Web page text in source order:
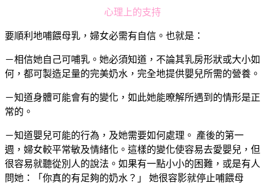
心理上的支持
要順利地哺餵母乳，婦女必需有自信。也就是：
－相信她自己可哺乳。她必須知道，不論其乳房形狀或大小如
何，都可製造足量的完美奶水，完全地提供嬰兒所需的營養。
－知道身體可能會有的變化，如此她能暸解所遇到的情形是正
常的。
－知道嬰兒可能的行為，及她需要如何處理。 產後的第一
週，婦女較平常敏及情緒化。這樣的變化使容易去愛嬰兒，但
很容易就聽從別人的說法。如果有一點小小的困難，或是有人
問她：「你真的有足夠的奶水？」 她很容影就停止哺餵母